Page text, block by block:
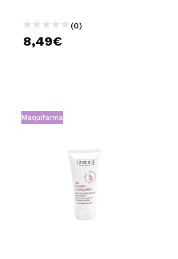
(0)
8,49€
Maquifarma